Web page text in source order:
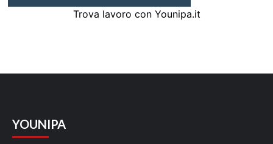
Trova lavoro con Younipa.it
YOUNIPA